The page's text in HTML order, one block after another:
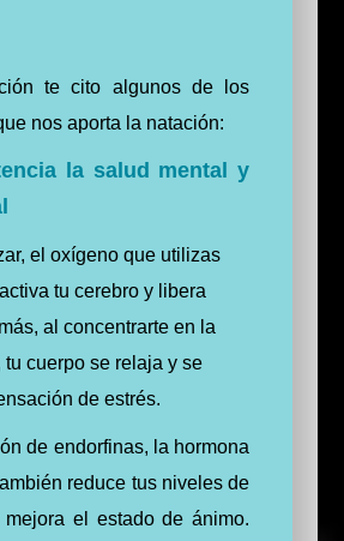
te cito algunos de los
nos aporta la natación:
la salud mental y
el oxígeno que utilizas
tu cerebro y libera
al concentrarte en la
tu cuerpo se relaja y se
de estrés.
de endorfinas, la hormona
reduce tus niveles de
el estado de ánimo.